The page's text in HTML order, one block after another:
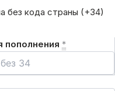
без кода страны (+34)
пополнения *